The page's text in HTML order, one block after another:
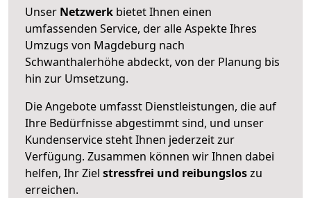
Unser Netzwerk bietet Ihnen einen
umfassenden Service, der alle Aspekte Ihres
Umzugs von Magdeburg nach
Schwanthalerhöhe abdeckt, von der Planung bis
hin zur Umsetzung.
Die Angebote umfasst Dienstleistungen, die auf
Ihre Bedürfnisse abgestimmt sind, und unser
Kundenservice steht Ihnen jederzeit zur
Verfügung. Zusammen können wir Ihnen dabei
helfen, Ihr Ziel stressfrei und reibungsloszu
erreichen.